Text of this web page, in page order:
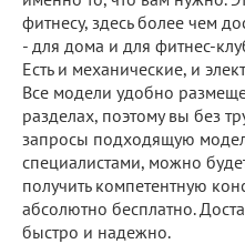
фитнесу, здесь более чем
- для дома и для фитнес-
Есть и механические, и
Все модели удобно
разделах, поэтому вы без
запросы подходящую
специалистами, можно
получить компетентную
абсолютно бесплатно.
быстро и надежно.